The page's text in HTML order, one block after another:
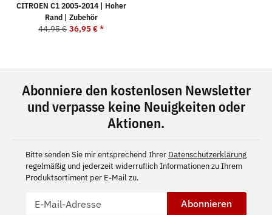
CITROEN C1 2005-2014 | Hoher
Rand | Zubehör
44,95 € 36,95 €*
Abonniere den kostenlosen Newsletter
und verpasse keine Neuigkeiten oder
Aktionen.
Bitte senden Sie mir entsprechend Ihrer Datenschutzerklärung
regelmäßig und jederzeit widerruflich Informationen zu Ihrem
Produktsortiment per E-Mail zu.
Abonnieren